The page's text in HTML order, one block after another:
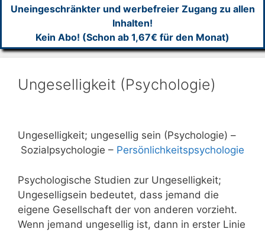
Uneingeschränkter und werbefreier Zugang zu allen
Inhalten!
Kein Abo! (Schon ab 1,67€ für den Monat)
Ungeselligkeit (Psychologie)
Ungeselligkeit; ungesellig sein (Psychologie) –
Sozialpsychologie – Persönlichkeitspsychologie
Psychologische Studien zur Ungeselligkeit;
Ungeselligsein bedeutet, dass jemand die
eigene Gesellschaft der von anderen vorzieht.
Wenn jemand ungesellig ist, dann in erster Linie